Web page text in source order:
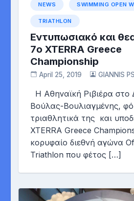
NEWS SWIMMING OPEN
TRIATHLON
Εντυπωσιακό και
7o XTERRA Greece
Championship
April 25, 2019 GIANNIS
Η Aθηναϊκή Ριβιέρα
Βούλας-Βουλιαγμένης,
τριαθλητικά της και
XTERRA Greece
κορυφαίο διεθνή αγώνα
Triathlon που φέτος […]